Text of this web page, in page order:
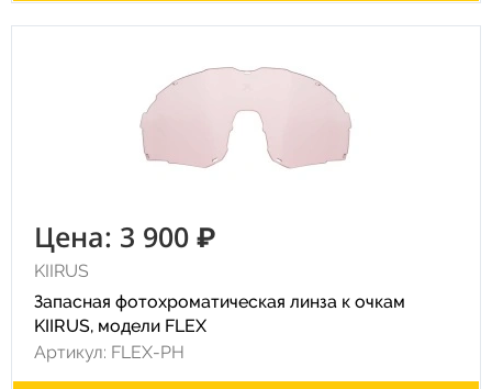
Цена: 3 900 ₽
KIIRUS
Запасная фотохроматическая линза к очкам
KIIRUS, модели FLEX
Артикул: FLEX-PH